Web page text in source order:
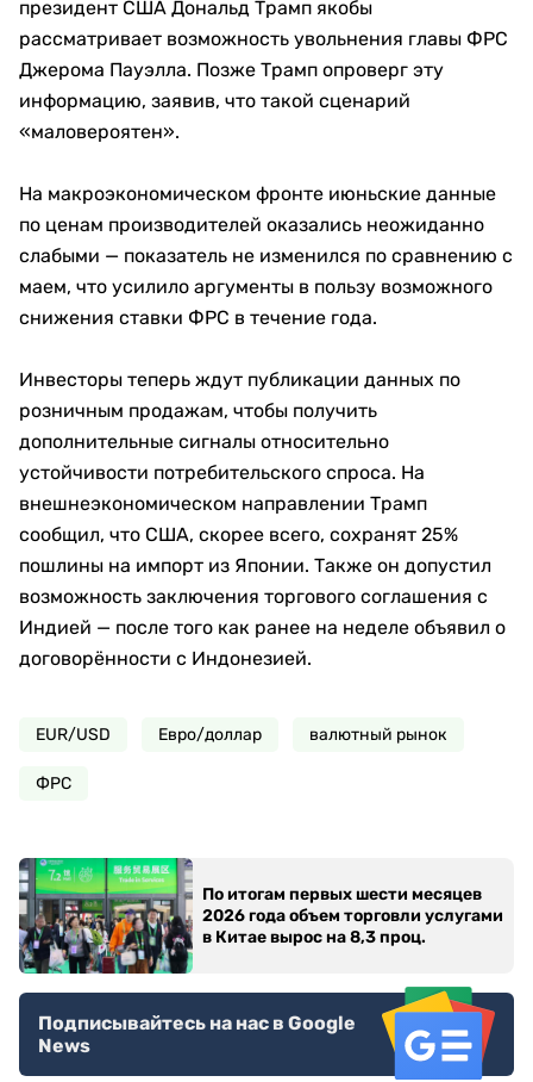
президент США Дональд Трамп якобы
рассматривает возможность увольнения главы ФРС
Джерома Пауэлла. Позже Трамп опроверг эту
информацию, заявив, что такой сценарий
«маловероятен».
На макроэкономическом фронте июньские данные
по ценам производителей оказались неожиданно
слабыми — показатель не изменился по сравнению с
маем, что усилило аргументы в пользу возможного
снижения ставки ФРС в течение года.
Инвесторы теперь ждут публикации данных по
розничным продажам, чтобы получить
дополнительные сигналы относительно
устойчивости потребительского спроса. На
внешнеэкономическом направлении Трамп
сообщил, что США, скорее всего, сохранят 25%
пошлины на импорт из Японии. Также он допустил
возможность заключения торгового соглашения с
Индией — после того как ранее на неделе объявил о
договорённости с Индонезией.
EUR/USD Евро/доллар валютный рынок
ФРС
По итогам первых шести месяцев
2026 года объем торговли услугами
в Китае вырос на 8,3 проц.
Подписывайтесь на нас в Google
News